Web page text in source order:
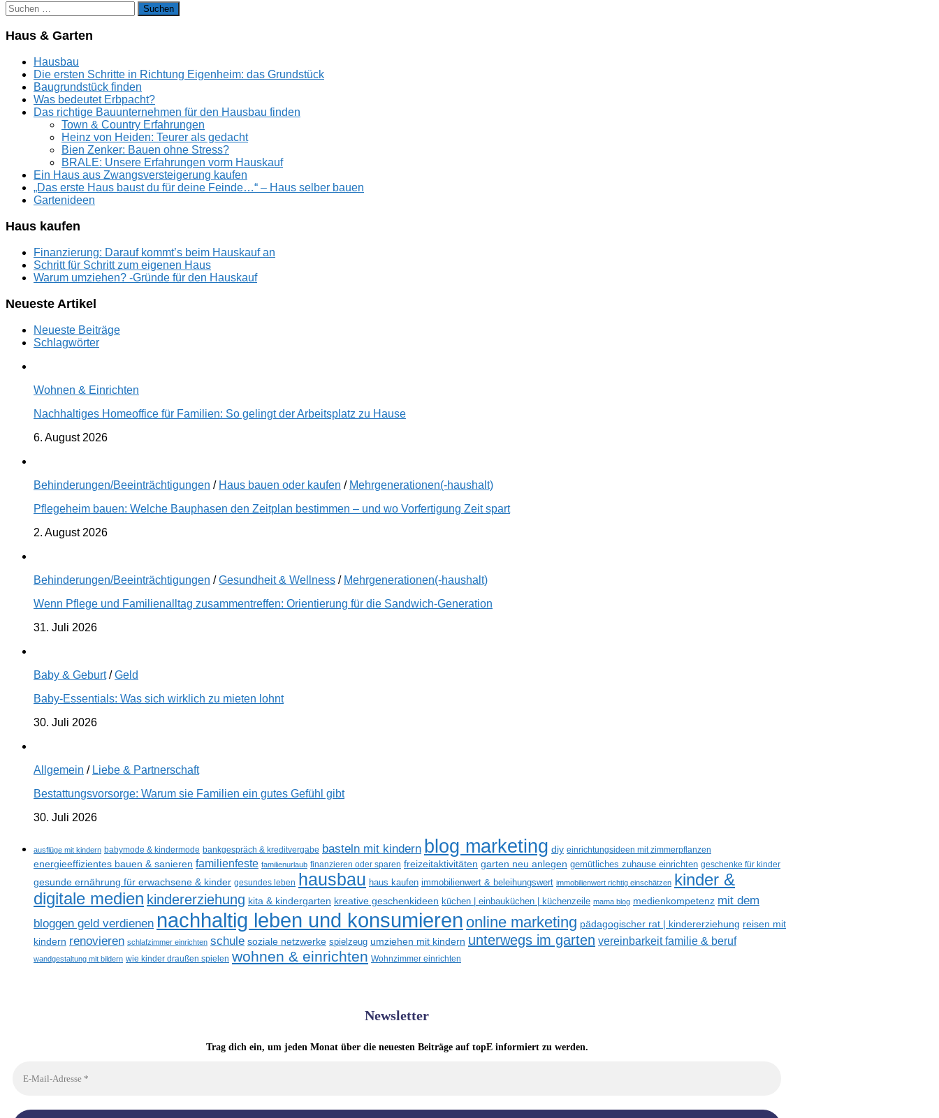
Suchen
nach:
Haus & Garten
Hausbau
Die ersten Schritte in Richtung Eigenheim: das Grundstück
Baugrundstück finden
Was bedeutet Erbpacht?
Das richtige Bauunternehmen für den Hausbau finden
Town & Country Erfahrungen
Heinz von Heiden: Teurer als gedacht
Bien Zenker: Bauen ohne Stress?
BRALE: Unsere Erfahrungen vorm Hauskauf
Ein Haus aus Zwangsversteigerung kaufen
„Das erste Haus baust du für deine Feinde…“ – Haus selber bauen
Gartenideen
Haus kaufen
Finanzierung: Darauf kommt’s beim Hauskauf an
Schritt für Schritt zum eigenen Haus
Warum umziehen? -Gründe für den Hauskauf
Neueste Artikel
Neueste Beiträge
Schlagwörter
Wohnen & Einrichten
Nachhaltiges Homeoffice für Familien: So gelingt der Arbeitsplatz zu Hause
6. August 2026
Behinderungen/Beeinträchtigungen / Haus bauen oder kaufen / Mehrgenerationen(-haushalt)
Pflegeheim bauen: Welche Bauphasen den Zeitplan bestimmen – und wo Vorfertigung Zeit spart
2. August 2026
Behinderungen/Beeinträchtigungen /Gesundheit & Wellness / Mehrgenerationen(-haushalt)
Wenn Pflege und Familienalltag zusammentreffen: Orientierung für die Sandwich-Generation
31. Juli 2026
Baby & Geburt/Geld
Baby-Essentials: Was sich wirklich zu mieten lohnt
30. Juli 2026
Allgemein / Liebe & Partnerschaft
Bestattungsvorsorge: Warum sie Familien ein gutes Gefühl gibt
30. Juli 2026
ausflüge mit kindern babymode & kindermode bankgespräch & kreditvergabe basteln mit kindern blog marketing diy einrichtungsideen mit zimmerpflanzen
energieeffizientes bauen & sanieren familienfeste familienurlaub finanzieren oder sparen freizeitaktivitäten garten neu anlegen gemütliches zuhause einrichten geschenke für kinder
gesunde ernährung für erwachsene & kinder gesundes leben hausbau haus kaufen immobilienwert & beleihungswert immobilienwert richtig einschätzen kinder &
digitale medien kindererziehung kita & kindergarten kreative geschenkideen küchen | einbauküchen | küchenzeile mama blog medienkompetenz mit dem
bloggen geld verdienen nachhaltig leben und konsumieren online marketing pädagogischer rat | kindererziehung reisen mit
kindern renovieren schlafzimmer einrichten schule soziale netzwerke spielzeug umziehen mit kindern unterwegs im garten vereinbarkeit familie & beruf
wandgestaltung mit bildern wie kinder draußen spielen wohnen & einrichten Wohnzimmer einrichten
Newsletter
Trag dich ein, um jeden Monat über die neuesten Beiträge auf topE informiert zu werden.